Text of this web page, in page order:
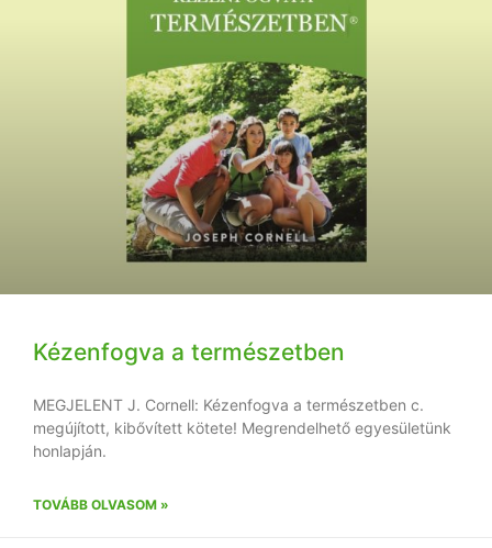
Kézenfogva a természetben
MEGJELENT J. Cornell: Kézenfogva a természetben c.
megújított, kibővített kötete! Megrendelhető egyesületünk
honlapján.
TOVÁBB OLVASOM »